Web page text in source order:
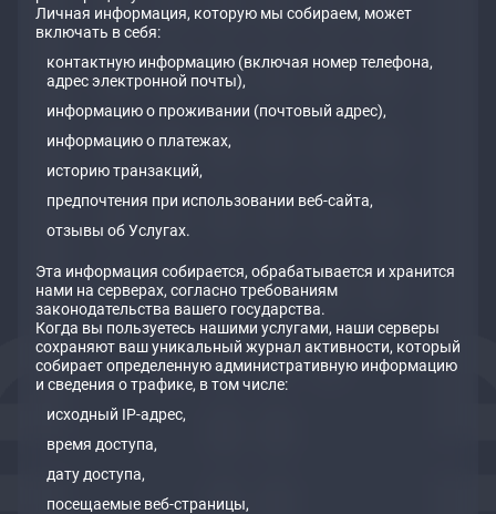
Личная информация, которую мы собираем, может
включать в себя:
контактную информацию (включая номер телефона,
адрес электронной почты),
информацию о проживании (почтовый адрес),
информацию о платежах,
историю транзакций,
предпочтения при использовании веб-сайта,
отзывы об Услугах.
Эта информация собирается, обрабатывается и хранится
нами на серверах, согласно требованиям
законодательства вашего государства.
Когда вы пользуетесь нашими услугами, наши серверы
сохраняют ваш уникальный журнал активности, который
собирает определенную административную информацию
и сведения о трафике, в том числе:
исходный IP-адрес,
время доступа,
дату доступа,
посещаемые веб-страницы,